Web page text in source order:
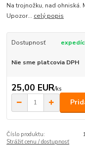
Na trojnožku, nad ohniská.
Upozor... celý popis
Dostupnosť
Nie sme platcovia DPH
25,00 EUR/ks
Číslo produktu:
Strážiť cenu / dostupnosť